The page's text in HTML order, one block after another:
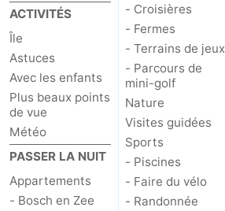
Ferry
-
Stationnement
Saut
des
Adresses
Îles
ACTIVITÉS
Île
Astuces
Avec les enfants
Plus beaux points
de vue
Météo
PASSER LA NUIT
Appartements
- Bosch en Zee
- Croisières
- Fermes
- Terrains de jeux
- Parcours de
mini-golf
Nature
Visites guidées
Sports
- Piscines
- Faire du vélo
- Randonnée